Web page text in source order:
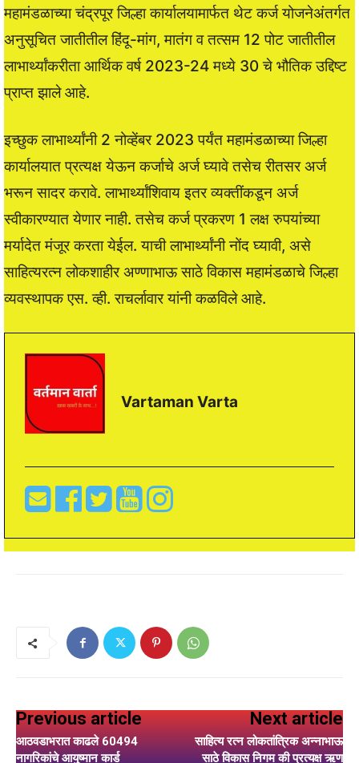
महामंडळाच्या चंद्रपूर जिल्हा कार्यालयामार्फत थेट कर्ज योजनेअंतर्गत
अनुसूचित जातीतील हिंदू-मांग, मातंग व तत्सम 12 पोट जातीतील
लाभार्थ्यांकरीता आर्थिक वर्ष 2023-24 मध्ये 30 चे भौतिक उद्दिष्ट
प्राप्त झाले आहे.
इच्छुक लाभार्थ्यांनी 2 नोव्हेंबर 2023 पर्यंत महामंडळाच्या जिल्हा
कार्यालयात प्रत्यक्ष येऊन कर्जाचे अर्ज घ्यावे तसेच रीतसर अर्ज
भरून सादर करावे. लाभार्थ्यांशिवाय इतर व्यक्तींकडून अर्ज
स्वीकारण्यात येणार नाही. तसेच कर्ज प्रकरण 1 लक्ष रुपयांच्या
मर्यादेत मंजूर करता येईल. याची लाभार्थ्यांनी नोंद घ्यावी, असे
साहित्यरत्न लोकशाहीर अण्णाभाऊ साठे विकास महामंडळाचे जिल्हा
व्यवस्थापक एस. व्ही. राचर्लावार यांनी कळविले आहे.
Vartaman Varta
Previous article
आठवडाभरात काढले 60494
नागरिकांचे आयुष्मान कार्ड
Next article
साहित्य रत्न लोकतांत्रिक अन्नाभाऊ
साठे विकास निगम की प्रत्यक्ष ऋण